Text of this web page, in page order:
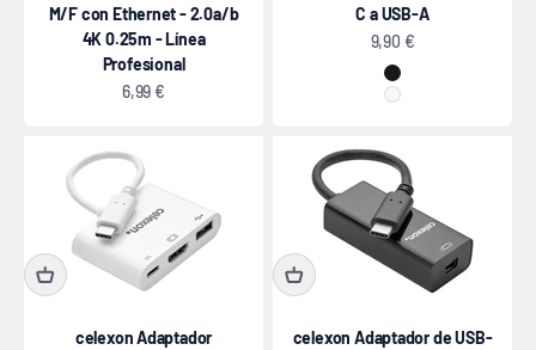
M/F con Ethernet - 2.0a/b
4K 0.25m - Línea
Profesional
Precio de oferta
6,99 €
C a USB-A
Precio de oferta
9,90 €
negro
blanco
celexon Adaptador celexon Adaptador de USB-